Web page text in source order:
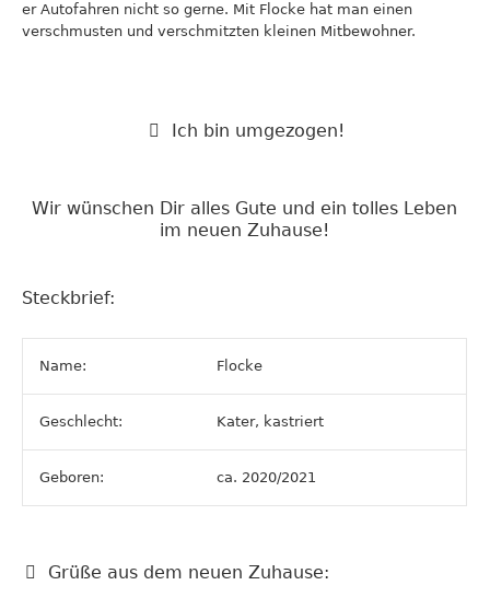
er Autofahren nicht so gerne. Mit Flocke hat man einen
verschmusten und verschmitzten kleinen Mitbewohner.
Ich bin umgezogen!
Wir wünschen Dir alles Gute und ein tolles Leben
im neuen Zuhause!
Steckbrief:
Name: Flocke
Geschlecht: Kater, kastriert
Geboren: ca. 2020/2021
Grüße aus dem neuen Zuhause: